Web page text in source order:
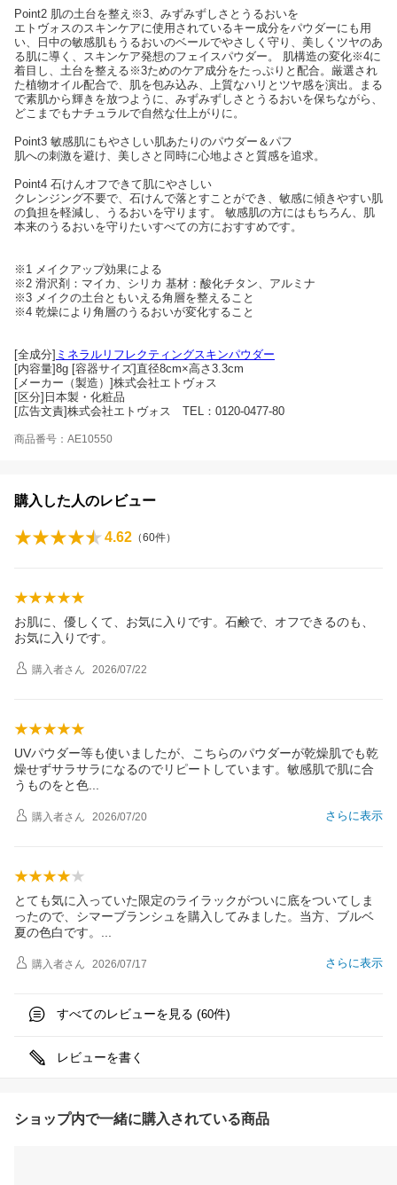
Point2 肌の土台を整え※3、みずみずしさとうるおいを
エトヴォスのスキンケアに使用されているキー成分をパウダーにも用
い、日中の敏感肌もうるおいのベールでやさしく守り、美しくツヤのあ
る肌に導く、スキンケア発想のフェイスパウダー。 肌構造の変化※4に
着目し、土台を整える※3ためのケア成分をたっぷりと配合。厳選され
た植物オイル配合で、肌を包み込み、上質なハリとツヤ感を演出。まる
で素肌から輝きを放つように、みずみずしさとうるおいを保ちながら、
どこまでもナチュラルで自然な仕上がりに。
Point3 敏感肌にもやさしい肌あたりのパウダー＆パフ
肌への刺激を避け、美しさと同時に心地よさと質感を追求。
Point4 石けんオフできて肌にやさしい
クレンジング不要で、石けんで落とすことができ、敏感に傾きやすい肌
の負担を軽減し、うるおいを守ります。 敏感肌の方にはもちろん、肌
本来のうるおいを守りたいすべての方におすすめです。
※1 メイクアップ効果による
※2 滑沢剤：マイカ、シリカ 基材：酸化チタン、アルミナ
※3 メイクの土台ともいえる角層を整えること
※4 乾燥により角層のうるおいが変化すること
[全成分] ミネラルリフレクティングスキンパウダー
[内容量]8g [容器サイズ]直径8cm×高さ3.3cm
[メーカー（製造）]株式会社エトヴォス
[区分]日本製・化粧品
[広告文責]株式会社エトヴォス TEL：0120-0477-80
商品番号：AE10550
購入した人のレビュー
4.62 （60件）
お肌に、優しくて、お気に入りです。石鹸で、オフできるのも、
お気に入りです。
購入者さん 2026/07/22
UVパウダー等も使いましたが、こちらのパウダーが乾燥肌でも乾
燥せずサラサラになるのでリピートしています。敏感肌で肌に合
うものをと色
さらに表示
購入者さん 2026/07/20
とても気に入っていた限定のライラックがついに底をついてしま
ったので、シマーブランシュを購入してみました。当方、ブルベ
夏の色白です。
さらに表示
購入者さん 2026/07/17
すべてのレビューを見る (60件)
レビューを書く
ショップ内で一緒に購入されている商品